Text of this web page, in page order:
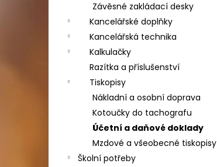
Závěsné zakládací desky
Kancelářské doplňky
Kancelářská technika
Kalkulačky
Razítka a příslušenství
Tiskopisy
Nákladní a osobní doprava
Kotoučky do tachografu
Účetní a daňové doklady
Mzdové a všeobecné tiskopisy
Školní potřeby